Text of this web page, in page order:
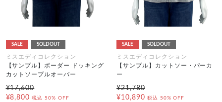
SALE SOLDOUT
ミスエディコレクション
【サンプル】ボーダー ドッキング
カットソープルオーバー
¥17,600
¥8,800 税込 50% OFF
SALE SOLDOUT
ミスエディコレクション
【サンプル】カットソー・パーカ
ー
¥21,780
¥10,890 税込 50% OFF